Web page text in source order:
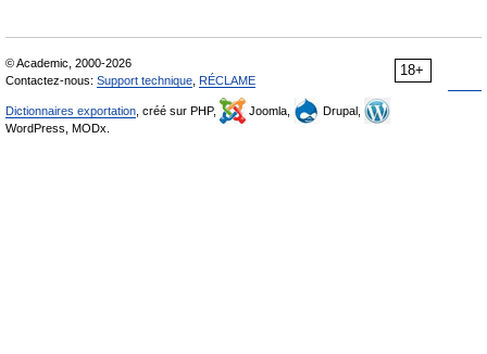
18+
© Academic, 2000-2026
Contactez-nous: Support technique RÉCLAME
Dictionnaires exportation , créé sur PHP, Joomla,
Drupal,
WordPress, MODx.